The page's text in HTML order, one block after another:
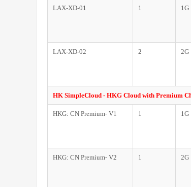
LAX-XD-01 1 1G
LAX-XD-02 2 2G
HK SimpleCloud - HKG Cloud with Premium
HKG: CN Premium- V1 1 1G
HKG: CN Premium- V2 1 2G